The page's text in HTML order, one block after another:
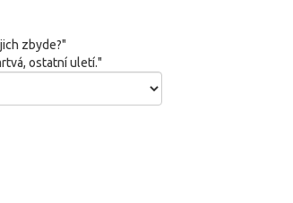
zbyde?"
ostatní uletí."